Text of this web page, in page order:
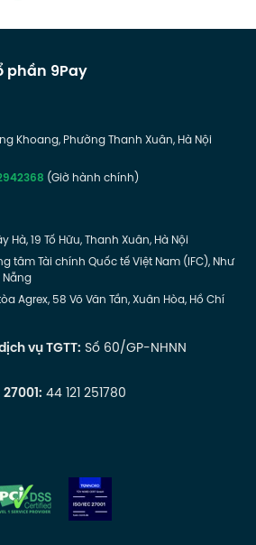
phần 9Pay
Khoang, Phường Thanh Xuân, Hà Nội
(Giờ hành chính)
Hà, 19 Tố Hữu, Thanh Xuân, Hà Nội
tâm Tài chính Quốc tế Việt Nam (IFC), Như
Agrex, 58 Võ Văn Tần, Xuân Hòa, Hồ Chí
vụ TGTT: Số 60/GP-NHNN
44 121 251780